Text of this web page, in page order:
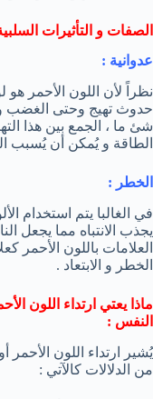
الصفات و التأثيرات
عدوانية :
نظراً لأن اللون الأحمر
حدوث تهيج وحتى الغضب
شئ ما ، الجمع بين هذا
الطاقة و يُمكن أن يُسبب
الخطر :
في الغالبا يتم استخدام
يجذب الانتباه مما يجعل
العلامات باللون الأحمر
الخطر و الابتعاد .
ماذا يعتي ارتداء اللون
النفس :
يُشير ارتداء اللون الأحمر
من الدلالات كالآتي :